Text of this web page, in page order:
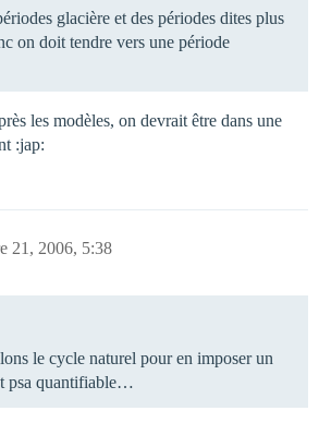
glacière et des périodes dites plus
on doit tendre vers une période
les modèles, on devrait être dans une
:jap:
21, 2006, 5:38
le cycle naturel pour en imposer un
psa quantifiable…